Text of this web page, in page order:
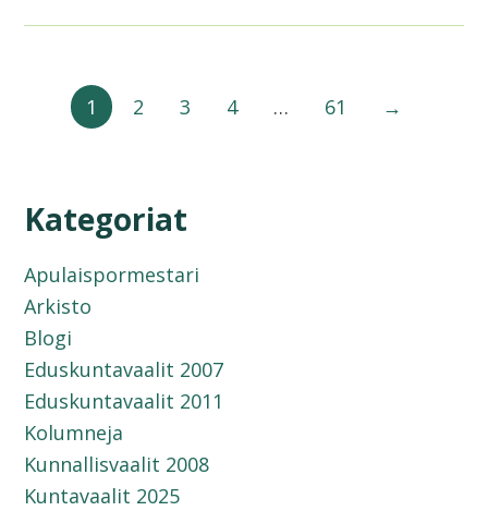
1 2 3 4 … 61 →
Kategoriat
Apulaispormestari
Arkisto
Blogi
Eduskuntavaalit 2007
Eduskuntavaalit 2011
Kolumneja
Kunnallisvaalit 2008
Kuntavaalit 2025